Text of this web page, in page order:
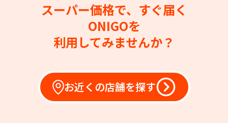
スーパー価格で、すぐ届く
ONIGOを
利用してみませんか？
お近くの店舗を探す